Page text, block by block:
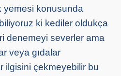
yemesi konusunda
ki kediler oldukça
denemeyi severler ama
veya gıdalar
ilgisini çekmeyebilir bu